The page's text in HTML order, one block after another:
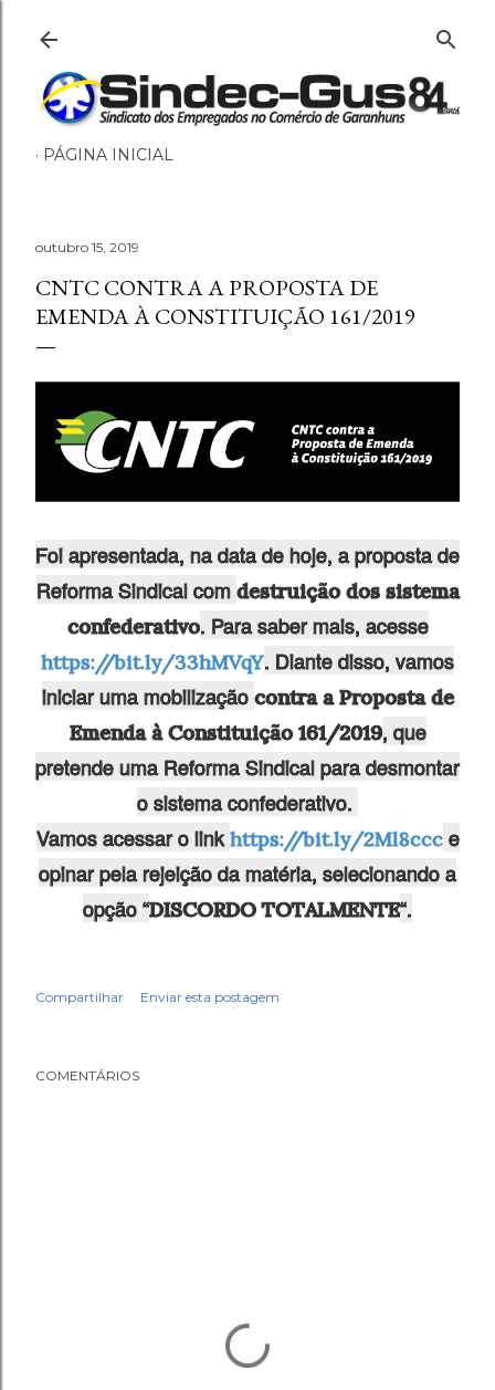
PÁGINA INICIAL
outubro 15, 2019
CNTC CONTRA A PROPOSTA DE
EMENDA À CONSTITUIÇÃO 161/2019
Foi apresentada, na data de hoje, a proposta de
Reforma Sindical com destruição dos sistema
confederativo. Para saber mais, acesse
https://bit.ly/33hMVqY. Diante disso, vamos
iniciar uma mobilização contra a Proposta de
Emenda à Constituição 161/2019, que
pretende uma Reforma Sindical para desmontar
o sistema confederativo.
Vamos acessar o linkhttps://bit.ly/2Ml8ccce
opinar pela rejeição da matéria, selecionando a
opção “DISCORDO TOTALMENTE“.
Compartilhar Enviar esta postagem
COMENTÁRIOS